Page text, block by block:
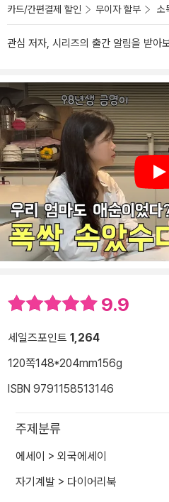
카드/간편결제 할인 무이자 할부 소
관심 저자, 시리즈의 출간 알림을 받아
9.9
세일즈포인트 1,264
120쪽148*204mm156g
ISBN 9791158513146
주제분류
에세이 > 외국에세이
자기계발 > 다이어리북